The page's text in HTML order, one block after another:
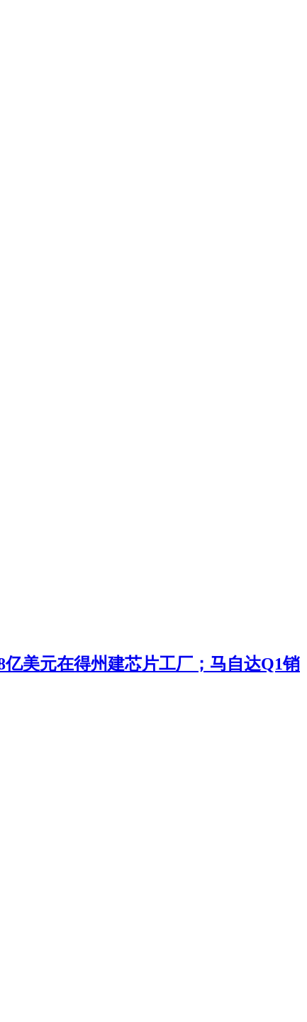
亿美元在得州建芯片工厂；马自达Q1销